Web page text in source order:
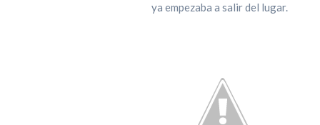
ya empezaba a salir del lugar.